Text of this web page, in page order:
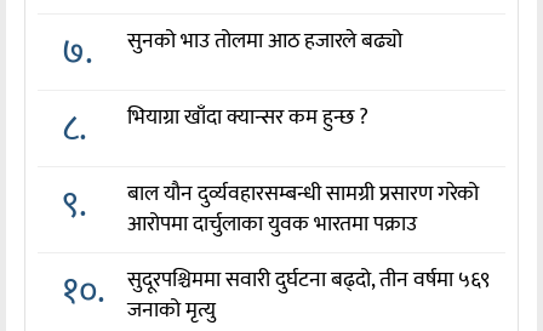
७. सुनको भाउ तोलमा आठ हजारले बढ्यो
८. भियाग्रा खाँदा क्यान्सर कम हुन्छ ?
९.
बाल यौन दुर्व्यवहारसम्बन्धी सामग्री प्रसारण गरेको
आरोपमा दार्चुलाका युवक भारतमा पक्राउ
१०.
सुदूरपश्चिममा सवारी दुर्घटना बढ्दो, तीन वर्षमा ५६९
जनाको मृत्यु